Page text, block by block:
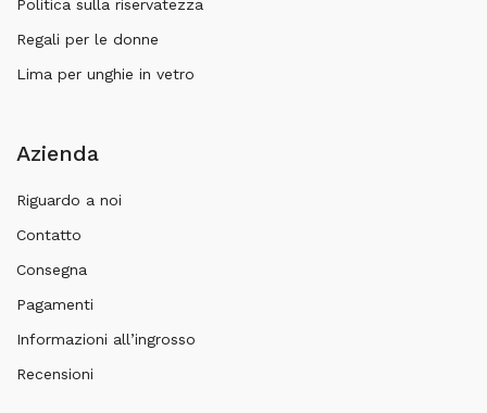
Politica sulla riservatezza
Regali per le donne
Lima per unghie in vetro
Azienda
Riguardo a noi
Contatto
Consegna
Pagamenti
Informazioni all’ingrosso
Recensioni